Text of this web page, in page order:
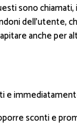
sono chiamati,
dell’utente,
anche per
e
sconti e